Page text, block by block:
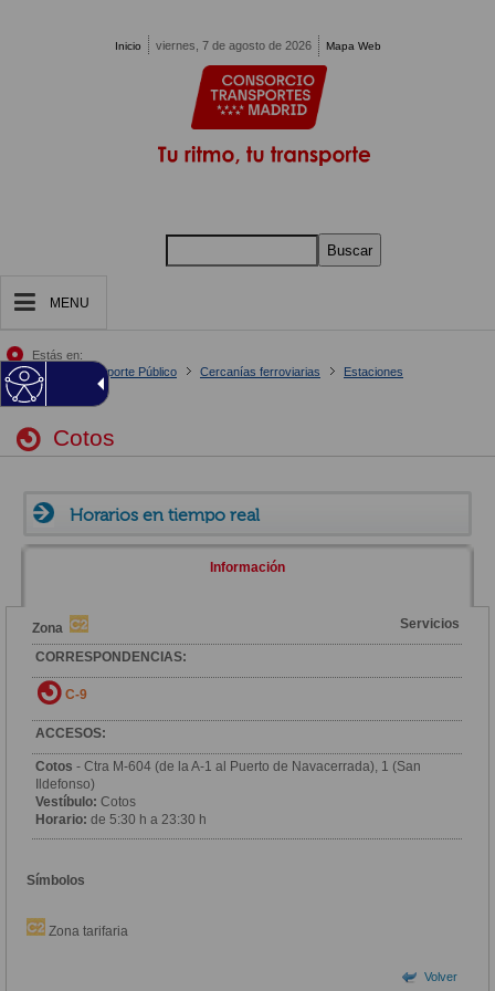
Inicio viernes, 7 de agosto de 2026 Mapa Web
Buscar
MENU
Estás en:
Inicio
Tu Transporte Público Cercanías ferroviarias
Estaciones
Cotos
Cotos
Horarios en tiempo real
Información
Zona Servicios
CORRESPONDENCIAS:
C-9
ACCESOS:
Cotos - Ctra M-604 (de la A-1 al Puerto de Navacerrada), 1 (San
Ildefonso)
Vestíbulo: Cotos
Horario: de 5:30 h a 23:30 h
Símbolos
Zona tarifaria
Volver